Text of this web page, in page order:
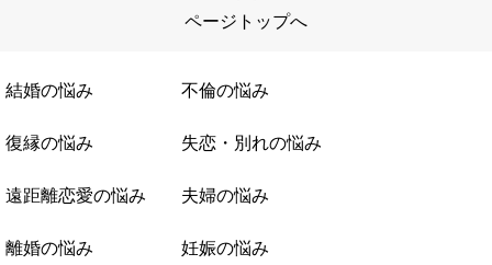
ページトップへ
結婚の悩み 不倫の悩み
復縁の悩み 失恋・別れの悩み
遠距離恋愛の悩み 夫婦の悩み
離婚の悩み 妊娠の悩み